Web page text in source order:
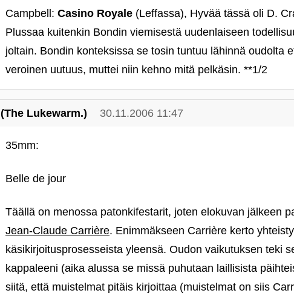
Campbell: Casino Royale (Leffassa), Hyvää tässä oli D.
Plussaa kuitenkin Bondin viemisestä uudenlaiseen
joltain. Bondin konteksissa se tosin tuntuu lähinnä oudolta
veroinen uutuus, muttei niin kehno mitä pelkäsin. **1/2
(The Lukewarm.) 30.11.2006 11:47
35mm:
Belle de jour
Täällä on menossa patonkifestarit, joten elokuvan jälkeen
Jean-Claude Carrière. Enimmäkseen Carrière kerto
käsikirjoitusprosesseista yleensä. Oudon vaikutuksen teki
kappaleeni (aika alussa se missä puhutaan laillisista
siitä, että muistelmat pitäis kirjoittaa (muistelmat on siis